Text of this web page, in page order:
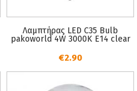
Λαμπτήρας LED C35 Bulb
pakoworld 4W 3000K E14 clear
€2.90